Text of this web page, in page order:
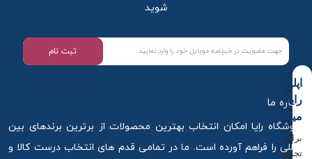
شوید
ثبت نام
درباره ما
فروشگاه رایا امکان انتخاب بهترین محصولات از برترین برندهای بین
المللی را فراهم آورده است. ما در تمامی قدم های انتخاب درست کالا و
اپلیکیشن
رایا
میکاپ
برای
تجربه